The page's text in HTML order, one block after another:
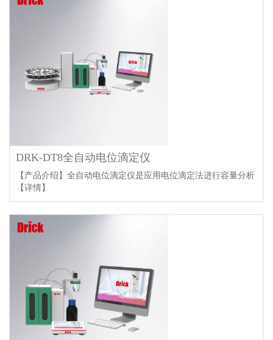
DRK-DT8全自动电位滴定仪
【产品介绍】全自动电位滴定仪是应用电位滴定法进行容量分析
【详情】